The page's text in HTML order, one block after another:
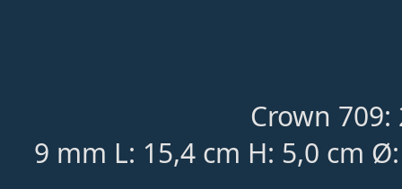
Crown 709:
9 mm L: 15,4 cm H: 5,0 cm